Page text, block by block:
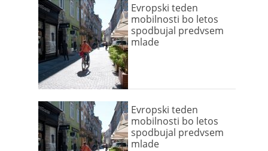
Evropski teden
mobilnosti bo letos
spodbujal predvsem
mlade
Evropski teden
mobilnosti bo letos
spodbujal predvsem
mlade